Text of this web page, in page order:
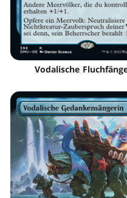
Vodalische